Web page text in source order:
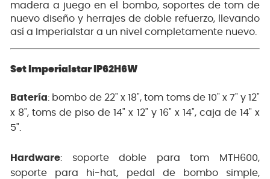
madera a juego en el bombo, soportes de tom de
nuevo diseño y herrajes de doble refuerzo, llevando
así a Imperialstar a un nivel completamente nuevo.
Set Imperialstar IP62H6W
Batería: bombo de 22" x 18", tom toms de 10" x 7" y 12"
x 8", toms de piso de 14" x 12" y 16" x 14", caja de 14" x
5".
Hardware: soporte doble para tom MTH600,
soporte para hi-hat, pedal de bombo simple,